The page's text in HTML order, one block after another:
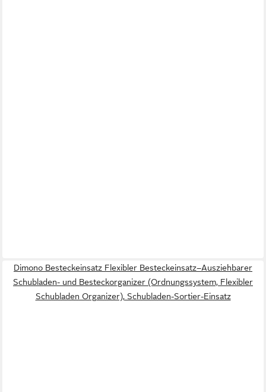
Dimono Besteckeinsatz Flexibler Besteckeinsatz–Ausziehbarer
Schubladen- und Besteckorganizer (Ordnungssystem, Flexibler
Schubladen Organizer), Schubladen-Sortier-Einsatz